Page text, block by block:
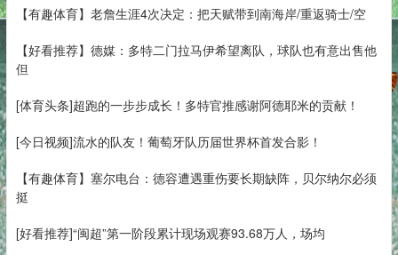
【有趣体育】老詹生涯4次决定：把天赋带到南海岸/重返骑士/空
【好看推荐】德媒：多特二门拉马伊希望离队，球队也有意出售他
但
[体育头条]超跑的一步步成长！多特官推感谢阿德耶米的贡献！
[今日视频]流水的队友！葡萄牙队历届世界杯首发合影！
【有趣体育】塞尔电台：德容遭遇重伤要长期缺阵，贝尔纳尔必须
挺
[好看推荐]“闽超”第一阶段累计现场观赛93.68万人，场均